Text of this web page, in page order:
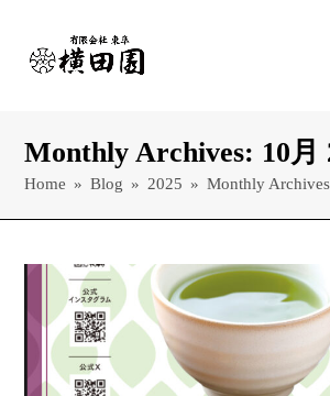
Monthly Archives: 10月
Home » Blog » 2025 » Monthly